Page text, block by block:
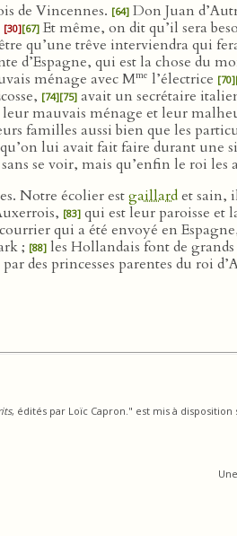
de Vincennes. [64] Don Juan
[30][67] Et même, on dit qu’il sera
qu’une trêve interviendra qui
d’Espagne, qui est la chose du
ménage avec Mme l’électrice [70]
[74][75] avait un secrétaire
mauvais ménage et leur
familles aussi bien que les
lui avait fait faire durant une
se voir, mais qu’enfin le roi les
Notre écolier estgaillardet sain,
[83] qui est leur paroisse et
qui a été envoyé en
; [88] les Hollandais font de
des princesses parentes du roi
, édités par Loïc Capron." est mis à